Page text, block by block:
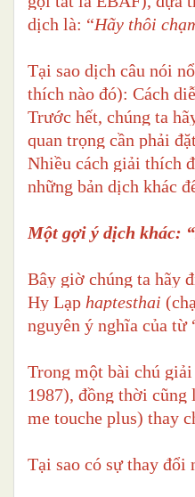
dịch là: “Hãy thôi
Tại sao dịch câu nói
thích nào đó): Cách
Trước hết, chúng ta
quan trọng cần phải
Nhiều cách giải thích
những bản dịch khác
Một gợi ý dịch khác:
Bây giờ chúng ta hãy
Hy Lạp haptesthai
nguyên ý nghĩa của từ
Trong một bài chú
1987), đồng thời cũng
me touche plus) thay
Tại sao có sự thay đổi